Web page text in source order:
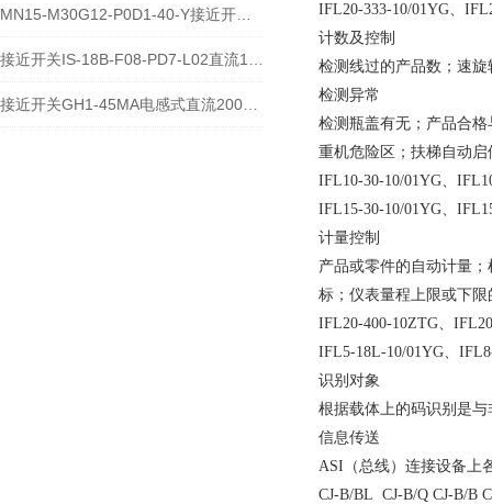
IFL20-333-10/01YG、
计数及控制
检测线过的产品数；速
检测异常
检测瓶盖有无；产品合
重机危险区；扶梯自动启
IFL10-30-10/01YG
IFL15-30-10/01YG、
计量控制
产品或零件的自动计量
标；仪表量程上限或下
IFL20-400-10ZTG、
IFL5-18L-10/01YG、
识别对象
根据载体上的码识别是与
信息传送
ASI（总线）连接设备上
CJ-B/BL CJ-B/Q CJ-B/B